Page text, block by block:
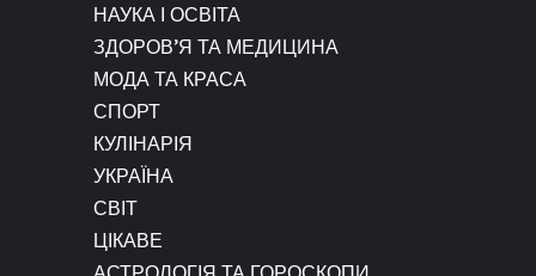
НАУКА І ОСВІТА
ЗДОРОВ’Я ТА МЕДИЦИНА
МОДА ТА КРАСА
СПОРТ
КУЛІНАРІЯ
УКРАЇНА
СВІТ
ЦІКАВЕ